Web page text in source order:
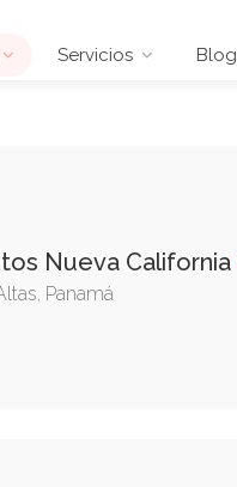
Servicios Blog
Nueva California
Panamá